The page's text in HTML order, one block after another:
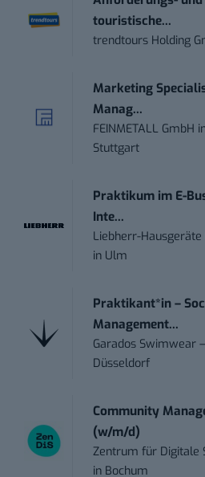
touristische...
trendtours Holding
Marketing
Manag...
FEINMETALL GmbH
Stuttgart
Praktikum im E-
Inte...
Liebherr-Hausgeräte
in Ulm
Praktikant*in –
Management...
Garados Swimwear
Düsseldorf
Community
(w/m/d)
Zentrum für Digitale
in Bochum